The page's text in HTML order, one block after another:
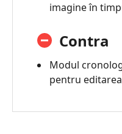
imagine în
Contra
Modul
pentru